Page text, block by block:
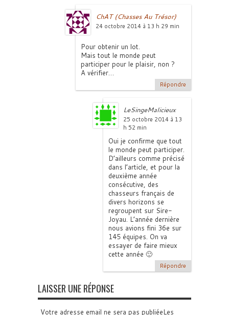
ChAT (Chasses Au Trésor)
24 octobre 2014 à 13 h 29 min
Pour obtenir un lot.
Mais tout le monde peut
participer pour le plaisir, non ?
A vérifier…
Répondre
LeSingeMalicieux
25 octobre 2014 à 13
h 52 min
Oui je confirme que tout
le monde peut participer.
D’ailleurs comme précisé
dans l’article, et pour la
deuxième année
consécutive, des
chasseurs français de
divers horizons se
regroupent sur Sire-
Joyau. L’année dernière
nous avions fini 36e sur
145 équipes. On va
essayer de faire mieux
cette année 🙂
Répondre
LAISSER UNE RÉPONSE
Votre adresse email ne sera pas publiéeLes